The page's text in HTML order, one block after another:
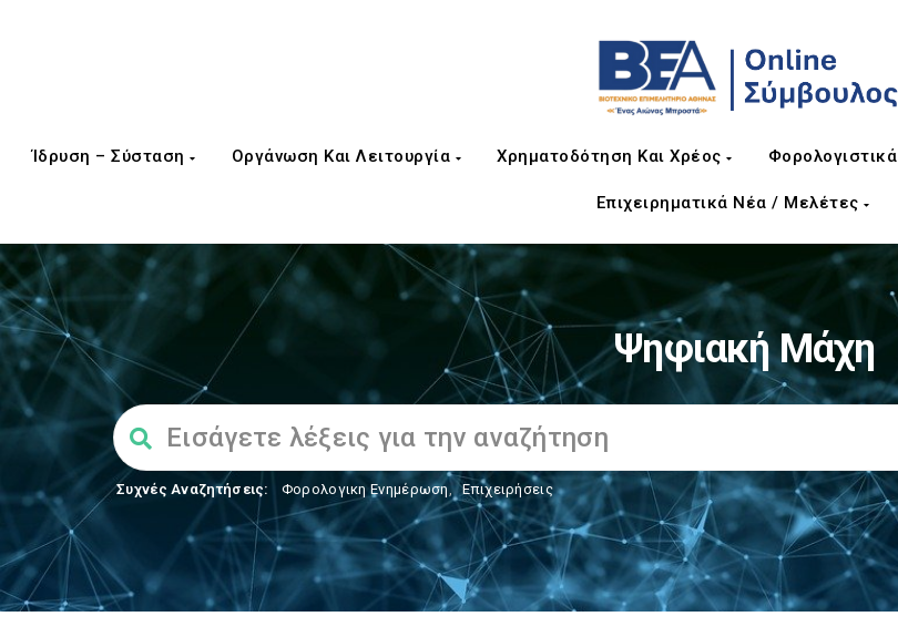
Ίδρυση – Σύσταση Οργάνωση Και Λειτουργία Χρηματοδότηση Και Χρέος Φορολογιστικά
Επιχειρηματικά Νέα / Μελέτες
Ψηφιακή Μάχη
Συχνές Αναζητήσεις: Φορολογικη Ενημέρωση, Επιχειρήσεις